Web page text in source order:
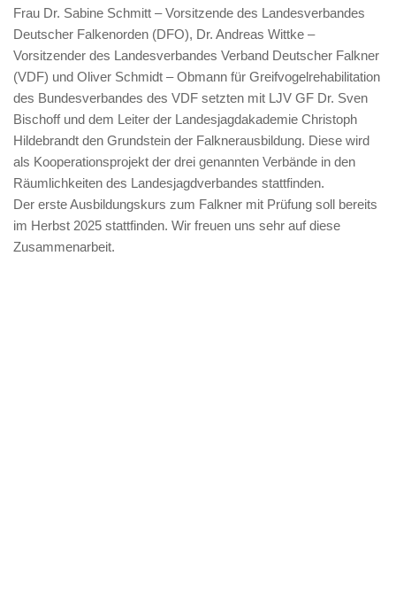
Frau Dr. Sabine Schmitt – Vorsitzende des Landesverbandes
Deutscher Falkenorden (DFO), Dr. Andreas Wittke –
Vorsitzender des Landesverbandes Verband Deutscher Falkner
(VDF) und Oliver Schmidt – Obmann für Greifvogelrehabilitation
des Bundesverbandes des VDF setzten mit LJV GF Dr. Sven
Bischoff und dem Leiter der Landesjagdakademie Christoph
Hildebrandt den Grundstein der Falknerausbildung. Diese wird
als Kooperationsprojekt der drei genannten Verbände in den
Räumlichkeiten des Landesjagdverbandes stattfinden.
Der erste Ausbildungskurs zum Falkner mit Prüfung soll bereits
im Herbst 2025 stattfinden. Wir freuen uns sehr auf diese
Zusammenarbeit.